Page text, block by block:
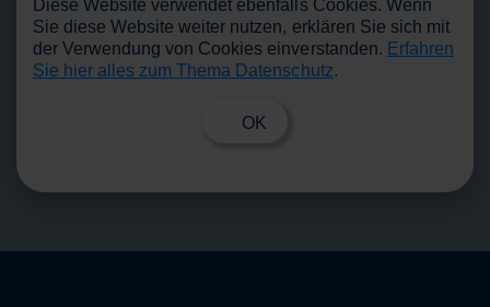
Medienmitteilungen, aktuelle Beiträge zur Branche
gibt’s aktuelle Zahlen des Wertschöpfungs-Reports
Diese Website verwendet ebenfalls Cookies. Wenn
Sie diese Website weiter nutzen, erklären Sie sich mit
der Verwendung von Cookies einverstanden. Erfahren
Sie hier alles zum Thema Datenschutz.
OK